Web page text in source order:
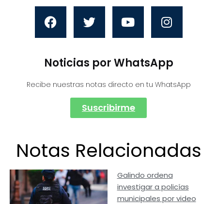
Noticias por WhatsApp
Recibe nuestras notas directo en tu WhatsApp
Suscribirme
Notas Relacionadas
Galindo ordena
investigar a policías
municipales por video